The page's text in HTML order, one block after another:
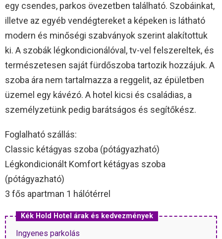
egy csendes, parkos övezetben található. Szobáinkat,
illetve az egyéb vendégtereket a képeken is látható
modern és minőségi szabványok szerint alakítottuk
ki. A szobák légkondicionálóval, tv-vel felszereltek, és
természetesen saját fürdőszoba tartozik hozzájuk. A
szoba ára nem tartalmazza a reggelit, az épületben
üzemel egy kávézó. A hotel kicsi és családias, a
személyzetünk pedig barátságos és segítőkész.
Foglalható szállás:
Classic kétágyas szoba (pótágyazható)
Légkondicionált Komfort kétágyas szoba
(pótágyazható)
3 fős apartman 1 hálótérrel
Kék Hold Hotel árak és kedvezmények
Ingyenes parkolás